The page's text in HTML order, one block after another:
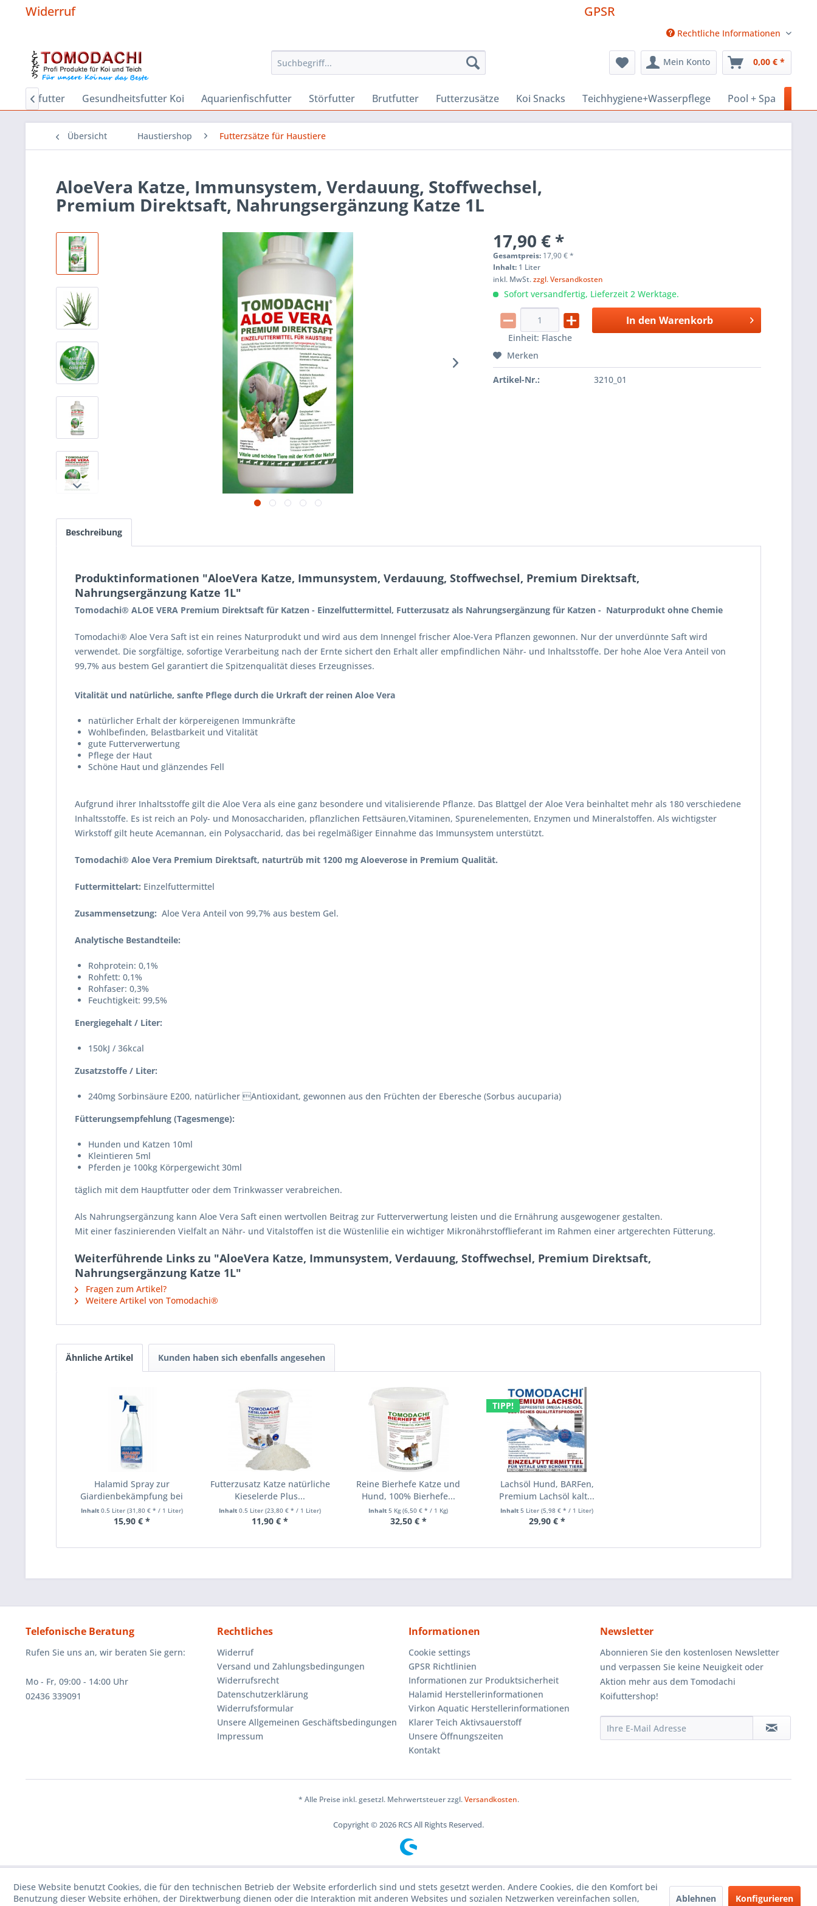
Widerruf GPSR
Rechtliche Informationen
Mein Konto 0,00 € *
Sinkfutter Gesundheitsfutter Koi Aquarienfischfutter Störfutter Brutfutter Futterzusätze Koi Snacks Teichhygiene+Wasserpflege Pool + Spa

Übersicht Haustiershop Futterzsätze für Haustiere
AloeVera Katze, Immunsystem, Verdauung, Stoffwechsel,
Premium Direktsaft, Nahrungsergänzung Katze 1L
17,90 € *
Gesamtpreis: 17,90€*
Inhalt: 1 Liter
inkl. MwSt.zzgl. Versandkosten
Sofort versandfertig, Lieferzeit 2 Werktage.
Einheit: Flasche
In den Warenkorb
Merken
Artikel-Nr.: 3210_01
Beschreibung
Produktinformationen "AloeVera Katze, Immunsystem, Verdauung, Stoffwechsel, Premium Direktsaft,
Nahrungsergänzung Katze 1L"
Tomodachi® ALOE VERA Premium Direktsaft für Katzen - Einzelfuttermittel, Futterzusatz als Nahrungsergänzung für Katzen - Naturprodukt ohne Chemie
Tomodachi® Aloe Vera Saft ist ein reines Naturprodukt und wird aus dem Innengel frischer Aloe-Vera Pflanzen gewonnen. Nur der unverdünnte Saft wird
verwendet. Die sorgfältige, sofortige Verarbeitung nach der Ernte sichert den Erhalt aller empfindlichen Nähr- und Inhaltsstoffe. Der hohe Aloe Vera Anteil von
99,7% aus bestem Gel garantiert die Spitzenqualität dieses Erzeugnisses.
Vitalität und natürliche, sanfte Pflege durch die Urkraft der reinen Aloe Vera
natürlicher Erhalt der körpereigenen Immunkräfte
Wohlbefinden, Belastbarkeit und Vitalität
gute Futterverwertung
Pflege der Haut
Schöne Haut und glänzendes Fell
Aufgrund ihrer Inhaltsstoffe gilt die Aloe Vera als eine ganz besondere und vitalisierende Pflanze. Das Blattgel der Aloe Vera beinhaltet mehr als 180 verschiedene
Inhaltsstoffe. Es ist reich an Poly- und Monosacchariden, pflanzlichen Fettsäuren,Vitaminen, Spurenelementen, Enzymen und Mineralstoffen. Als wichtigster
Wirkstoff gilt heute Acemannan, ein Polysaccharid, das bei regelmäßiger Einnahme das Immunsystem unterstützt.
Tomodachi® Aloe Vera Premium Direktsaft, naturtrüb mit 1200 mg Aloeverose in Premium Qualität.
Futtermittelart: Einzelfuttermittel
Zusammensetzung: Aloe Vera Anteil von 99,7% aus bestem Gel.
Analytische Bestandteile:
Rohprotein: 0,1%
Rohfett: 0,1%
Rohfaser: 0,3%
Feuchtigkeit: 99,5%
Energiegehalt / Liter:
150kJ / 36kcal
Zusatzstoffe / Liter:
240mg Sorbinsäure E200, natürlicher Antioxidant, gewonnen aus den Früchten der Eberesche (Sorbus aucuparia)
Fütterungsempfehlung (Tagesmenge):
Hunden und Katzen 10ml
Kleintieren 5ml
Pferden je 100kg Körpergewicht 30ml
täglich mit dem Hauptfutter oder dem Trinkwasser verabreichen.
Als Nahrungsergänzung kann Aloe Vera Saft einen wertvollen Beitrag zur Futterverwertung leisten und die Ernährung ausgewogener gestalten.
Mit einer faszinierenden Vielfalt an Nähr- und Vitalstoffen ist die Wüstenlilie ein wichtiger Mikronährstofflieferant im Rahmen einer artgerechten Fütterung.
Weiterführende Links zu "AloeVera Katze, Immunsystem, Verdauung, Stoffwechsel, Premium Direktsaft,
Nahrungsergänzung Katze 1L"
Fragen zum Artikel?
Weitere Artikel von Tomodachi®
Ähnliche Artikel Kunden haben sich ebenfalls angesehen
Halamid Spray zur
Giardienbekämpfung bei
Katze...
Inhalt 0.5 Liter (31,80 € * / 1 Liter)
15,90 € *
Futterzusatz Katze natürliche
Kieselerde Plus...
Inhalt0.5 Liter(23,80 € * / 1 Liter)
11,90 € *
Reine Bierhefe Katze und
Hund, 100% Bierhefe...
Inhalt5 Kg(6,50 € * / 1 Kg)
32,50 € *
TIPP!
Lachsöl Hund, BARFen,
Premium Lachsöl kalt...
Inhalt5 Liter(5,98 € * / 1 Liter)
29,90 € *
Telefonische Beratung
Rufen Sie uns an, wir beraten Sie gern:
Mo - Fr, 09:00 - 14:00 Uhr
02436 339091
Rechtliches
Widerruf
Versand und Zahlungsbedingungen
Widerrufsrecht
Datenschutzerklärung
Widerrufsformular
Unsere Allgemeinen Geschäftsbedingungen
Impressum
Informationen
Cookie settings
GPSR Richtlinien
Informationen zur Produktsicherheit
Halamid Herstellerinformationen
Virkon Aquatic Herstellerinformationen
Klarer Teich Aktivsauerstoff
Unsere Öffnungszeiten
Kontakt
Newsletter
Abonnieren Sie den kostenlosen Newsletter
und verpassen Sie keine Neuigkeit oder
Aktion mehr aus dem Tomodachi
Koifuttershop!
* Alle Preise inkl. gesetzl. Mehrwertsteuer zzgl.Versandkosten.
Copyright © 2026 RCS All Rights Reserved.
Diese Website benutzt Cookies, die für den technischen Betrieb der Website erforderlich sind und stets gesetzt werden. Andere Cookies, die den Komfort bei
Benutzung dieser Website erhöhen, der Direktwerbung dienen oder die Interaktion mit anderen Websites und sozialen Netzwerken vereinfachen sollen,
Ablehnen Konfigurieren